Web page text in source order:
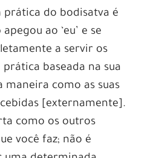
prática do bodisatva é
ao ‘eu’ e se
a servir os
baseada na sua
maneira como as suas
[externamente].
como os outros
você faz; não é